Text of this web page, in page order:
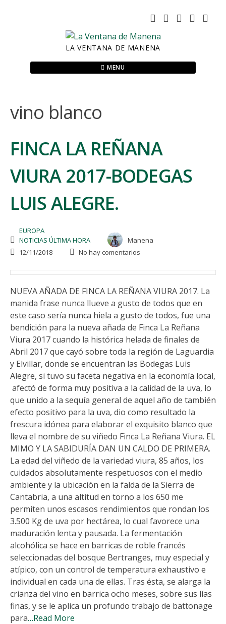
LA VENTANA DE MANENA
MENU
vino blanco
FINCA LA REÑANA
VIURA 2017-BODEGAS
LUIS ALEGRE.
EUROPA
NOTICIAS ÚLTIMA HORA
Manena
12/11/2018
No hay comentarios
NUEVA AÑADA DE FINCA LA REÑANA VIURA 2017. La
manida frase nunca llueve a gusto de todos que en
este caso sería nunca hiela a gusto de todos, fue una
bendición para la nueva añada de Finca La Reñana
Viura 2017 cuando la histórica helada de finales de
Abril 2017 que cayó sobre toda la región de Laguardia
y Elvillar, donde se encuentran las Bodegas Luis
Alegre, si tuvo su faceta negativa en la economía local,
afectó de forma muy positiva a la calidad de la uva, lo
que unido a la sequía general de aquel año de también
efecto positivo para la uva, dio como resultado la
frescura idónea para elaborar el exquisito blanco que
lleva el nombre de su viñedo Finca La Reñana Viura. EL
MIMO Y LA SABIDURÍA DAN UN CALDO DE PRIMERA.
La edad del viñedo de la variedad viura, 85 años, los
cuidados absolutamente respetuosos con el medio
ambiente y la ubicación en la falda de la Sierra de
Cantabria, a una altitud en torno a los 650 me
permiten unos escasos rendimientos que rondan los
3.500 Kg de uva por hectárea, lo cual favorece una
maduración lenta y pausada. La fermentación
alcohólica se hace en barricas de roble francés
seleccionadas del bosque Bertranges, muy especial y
atípico, con un control de temperatura exhaustivo e
individual en cada una de ellas. Tras ésta, se alarga la
crianza del vino en barrica ocho meses, sobre sus lías
finas, y se le aplica un profundo trabajo de battonage
para…Read More